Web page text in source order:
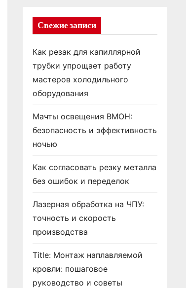
Свежие записи
Как резак для капиллярной
трубки упрощает работу
мастеров холодильного
оборудования
Мачты освещения ВМОН:
безопасность и эффективность
ночью
Как согласовать резку металла
без ошибок и переделок
Лазерная обработка на ЧПУ:
точность и скорость
производства
Title: Монтаж наплавляемой
кровли: пошаговое
руководство и советы